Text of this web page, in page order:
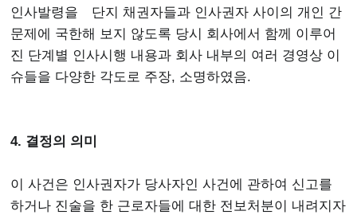
인사발령을 단지 채권자들과 인사권자 사이의 개인 간
문제에 국한해 보지 않도록 당시 회사에서 함께 이루어
진 단계별 인사시행 내용과 회사 내부의 여러 경영상 이
슈들을 다양한 각도로 주장, 소명하였음.
4. 결정의 의미
이 사건은 인사권자가 당사자인 사건에 관하여 신고를
하거나 진술을 한 근로자들에 대한 전보처분이 내려지자